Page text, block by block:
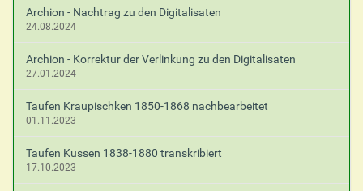
Archion - Nachtrag zu den Digitalisaten
24.08.2024
Archion - Korrektur der Verlinkung zu den Digitalisaten
27.01.2024
Taufen Kraupischken 1850-1868 nachbearbeitet
01.11.2023
Taufen Kussen 1838-1880 transkribiert
17.10.2023